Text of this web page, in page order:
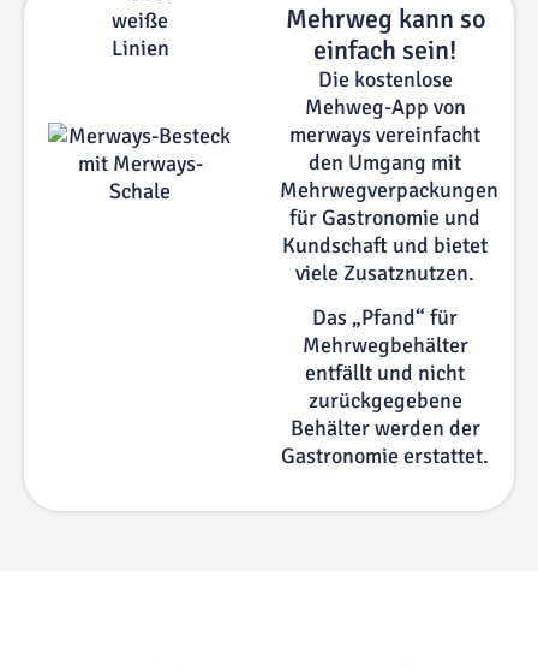
Mehrweg kann so
einfach sein!
Die kostenlose
Mehweg-App von
merways vereinfacht
den Umgang mit
Mehrwegverpackungen
für Gastronomie und
Kundschaft und bietet
viele Zusatznutzen.
Das „Pfand“ für
Mehrwegbehälter
entfällt und nicht
zurückgegebene
Behälter werden der
Gastronomie erstattet.